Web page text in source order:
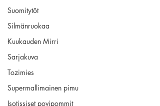
Suomitytöt
Silmänruokaa
Kuukauden Mirri
Sarjakuva
Tozimies
Supermallimainen pimu
Isotissiset povipommit